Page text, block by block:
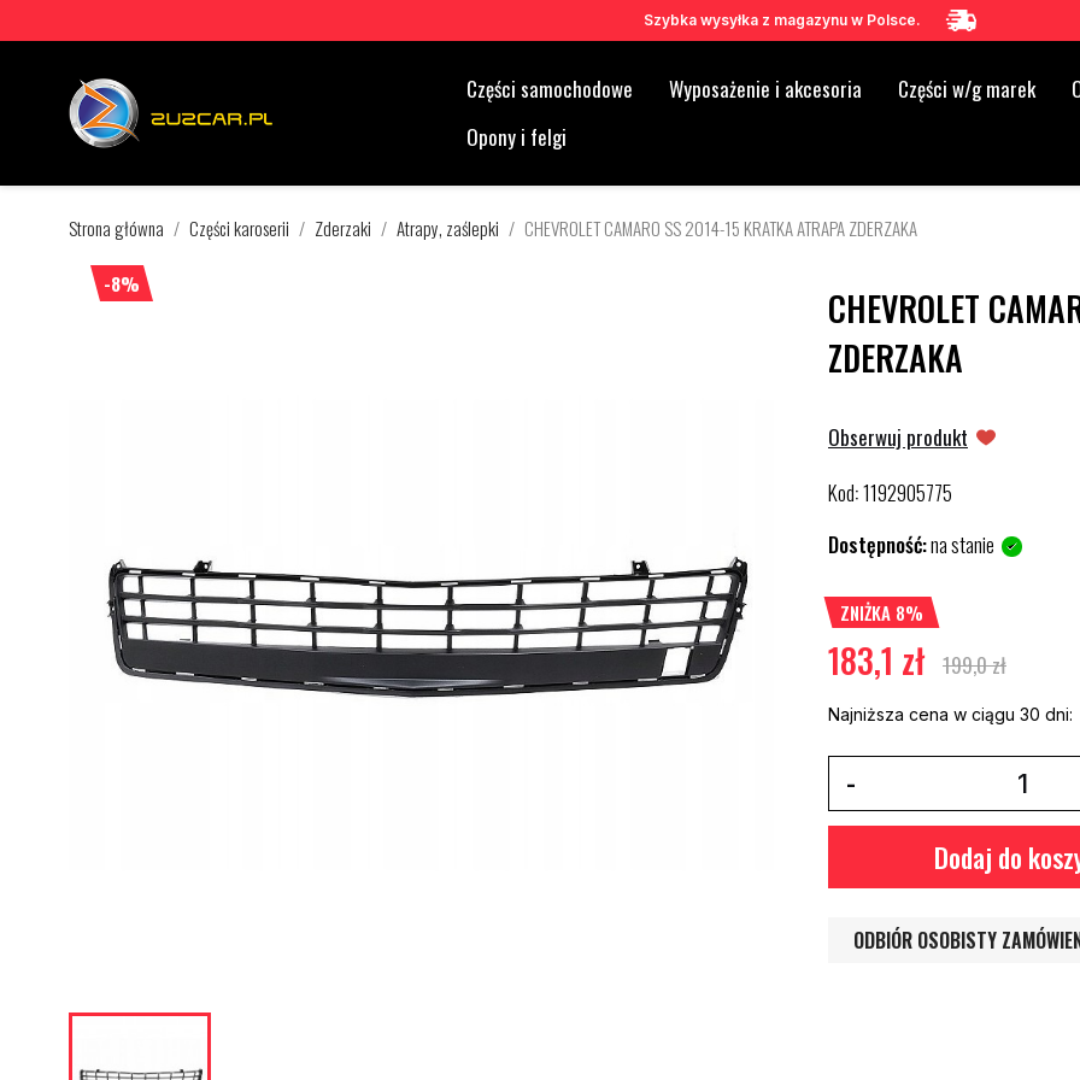
Szybka wysyłka z magazynu w Polsce.
Części samochodowe Wyposażenie i akcesoria Części w/g marek
Opony i felgi
Strona główna Części karoserii Zderzaki Atrapy, zaślepki CHEVROLET CAMARO SS 2014-15 KRATKA ATRAPA ZDERZAKA
-8%
CHEVROLET
ZDERZAKA
Obserwuj produkt
Kod:1192905775
Dostępność:na stanie
ZNIŻKA 8%
183,1 zł 199,0 zł
Najniższa cena w ciągu 30 dni:
Dodaj do
ODBIÓR OSOBISTY